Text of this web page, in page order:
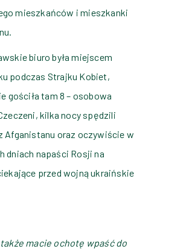
mieszkańców i mieszkanki
biuro była miejscem
podczas Strajku Kobiet,
gościła tam 8 – osobowa
kilka nocy spędzili
Afganistanu oraz oczywiście w
dniach napaści Rosji na
przed wojną ukraińskie
macie ochotę wpaść do